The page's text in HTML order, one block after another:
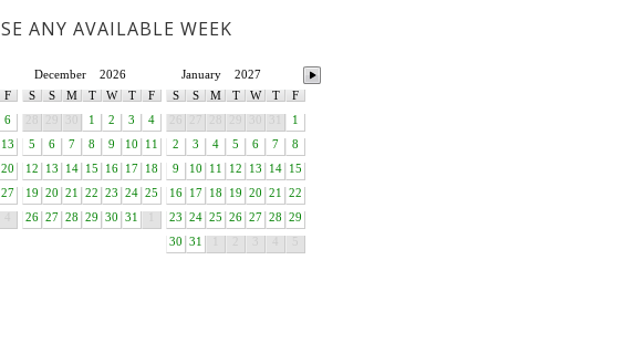
ANY AVAILABLE WEEK
F
6
13
20
27
2026
December
S
S M T W T
F
1 2 3
4
5
6 7 8 9 10
11
12
13 14 15 16 17
18
19
20 21 22 23 24 25
26 27 28 29 30 31
2027
January
S
S M T W T
F
1
2
3 4 5 6 7
8
9
10 11 12 13 14
15
16
17 18 19 20 21
22
23
24 25 26 27 28
29
30
31